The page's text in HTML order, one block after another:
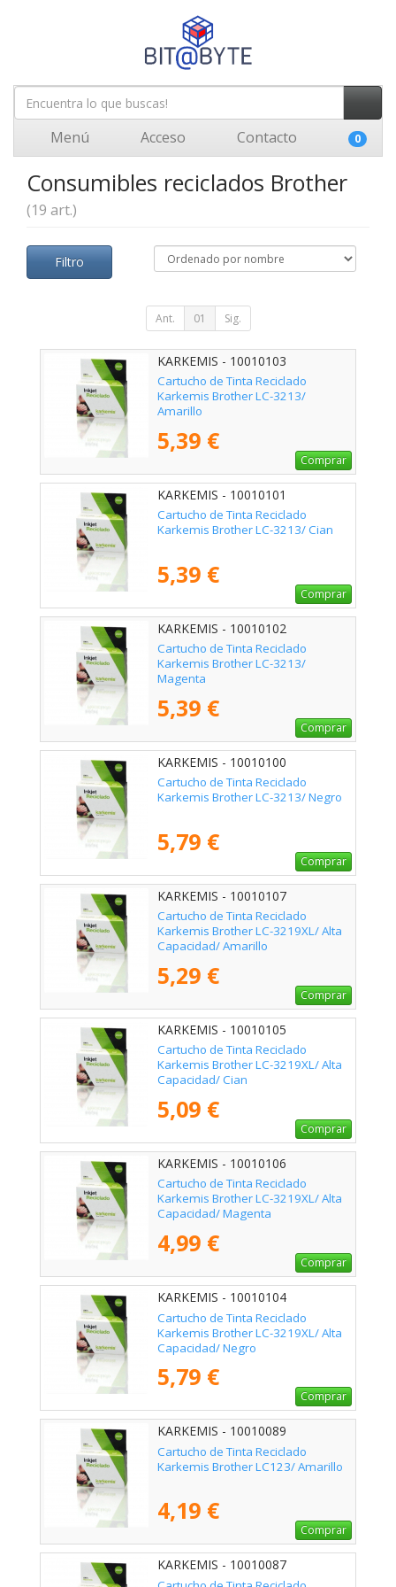
Menú Acceso Contacto 0
Consumibles reciclados Brother
(19 art.)
Filtro
Ant. 01 Sig.
KARKEMIS - 10010103
Cartucho de Tinta Reciclado
Karkemis Brother LC-3213/
Amarillo
5,39 €
Comprar
KARKEMIS - 10010101
Cartucho de Tinta Reciclado
Karkemis Brother LC-3213/ Cian
5,39 €
Comprar
KARKEMIS - 10010102
Cartucho de Tinta Reciclado
Karkemis Brother LC-3213/
Magenta
5,39 €
Comprar
KARKEMIS - 10010100
Cartucho de Tinta Reciclado
Karkemis Brother LC-3213/ Negro
5,79 €
Comprar
KARKEMIS - 10010107
Cartucho de Tinta Reciclado
Karkemis Brother LC-3219XL/ Alta
Capacidad/ Amarillo
5,29 €
Comprar
KARKEMIS - 10010105
Cartucho de Tinta Reciclado
Karkemis Brother LC-3219XL/ Alta
Capacidad/ Cian
5,09 €
Comprar
KARKEMIS - 10010106
Cartucho de Tinta Reciclado
Karkemis Brother LC-3219XL/ Alta
Capacidad/ Magenta
4,99 €
Comprar
KARKEMIS - 10010104
Cartucho de Tinta Reciclado
Karkemis Brother LC-3219XL/ Alta
Capacidad/ Negro
5,79 €
Comprar
KARKEMIS - 10010089
Cartucho de Tinta Reciclado
Karkemis Brother LC123/ Amarillo
4,19 €
Comprar
KARKEMIS - 10010087